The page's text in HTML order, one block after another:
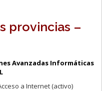
provincias –
Avanzadas Informáticas
a Internet (activo)